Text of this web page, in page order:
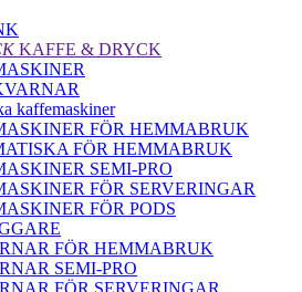
KAFFE & DRYCK
kaffemaskiner
FÖR HEMMABRUK
FÖR HEMMABRUK
SEMI-PRO
FÖR SERVERINGAR
FÖR PODS
FÖR HEMMABRUK
SEMI-PRO
FÖR SERVERINGAR